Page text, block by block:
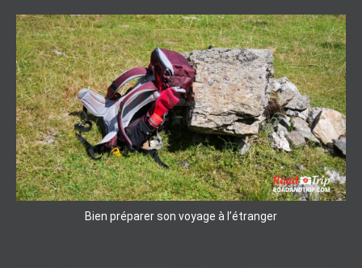
Bien préparer son voyage à l’étranger